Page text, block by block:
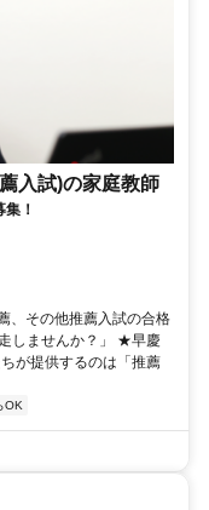
入試)の家庭教師
！
、その他推薦入試の合格
しませんか？」 ★早慶
が提供するのは「推薦
OK